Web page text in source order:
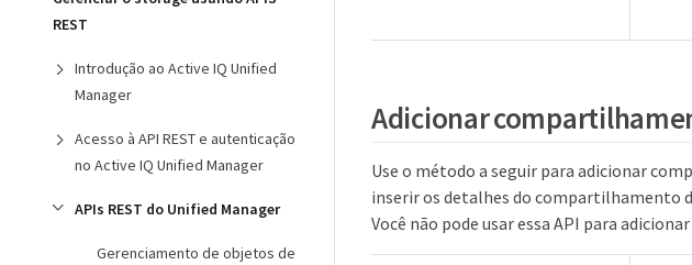
REST
Introdução ao Active IQ Unified
Manager
Acesso à API REST e autenticação
no Active IQ Unified Manager
APIs REST do Unified Manager
Gerenciamento de objetos de
Adicionar
Use o método a seguir para adicionar
inserir os detalhes do compartilhamento
Você não pode usar essa API para